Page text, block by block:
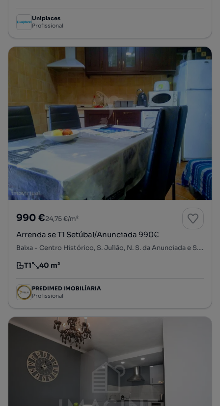
Uniplaces
Profissional
990 €24,75 €/m²
Arrenda se T1 Setúbal/Anunciada 990€
Baixa - Centro Histórico, S. Julião, N. S. da Anunciada e S. Maria da Graça, Setúbal, Setúbal
Tipologia
T1
Preço por metro quadrado
40 m²
PREDIMED IMOBILÍARIA
Profissional